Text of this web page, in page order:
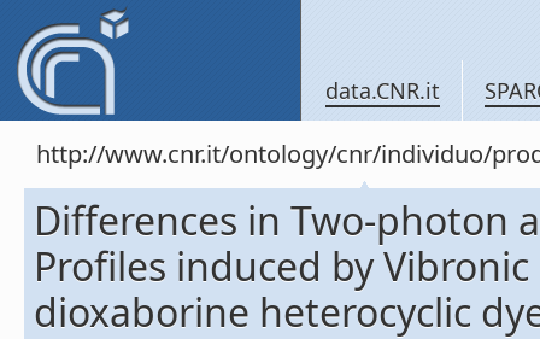
data.CNR.it
http://www.cnr.it/ontology/cnr/individuo/
Differences in Two-photon
Profiles induced by
dioxaborine heterocyclic